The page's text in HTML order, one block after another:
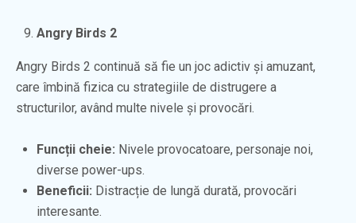
Angry Birds 2
Angry Birds 2 continuă să fie un joc adictiv și amuzant,
care îmbină fizica cu strategiile de distrugere a
structurilor, având multe nivele și provocări.
Funcții cheie: Nivele provocatoare, personaje noi,
diverse power-ups.
Beneficii: Distracție de lungă durată, provocări
interesante.